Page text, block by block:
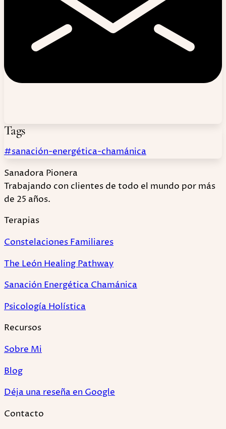
Tags
#sanación-energética-chamánica
Sanadora Pionera
Trabajando con clientes de todo el mundo por más
de 25 años.
Terapias
Constelaciones Familiares
The León Healing Pathway
Sanación Energética Chamánica
Psicología Holística
Recursos
Sobre Mi
Blog
Déja una reseña en Google
Contacto